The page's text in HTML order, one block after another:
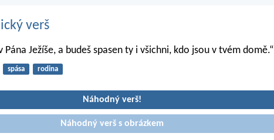
verš
Pána Ježíše, a budeš spasen ty i všichni, kdo jsou v tvém domě.“
spása rodina
Náhodný verš!
Náhodný verš s obrázkem